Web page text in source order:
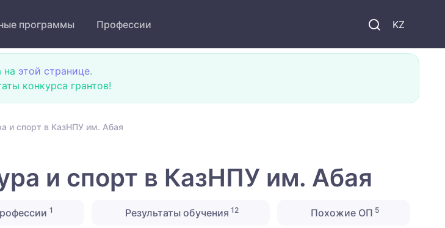
KZ
программы Профессии
на этой странице.
конкурса грантов!
и спорт в КазНПУ им. Абая
и спорт в КазНПУ им. Абая
1 Результаты обучения 12 Похожие ОП 5